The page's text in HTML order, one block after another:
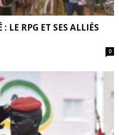
LE RPG ET SES ALLIÉS
0